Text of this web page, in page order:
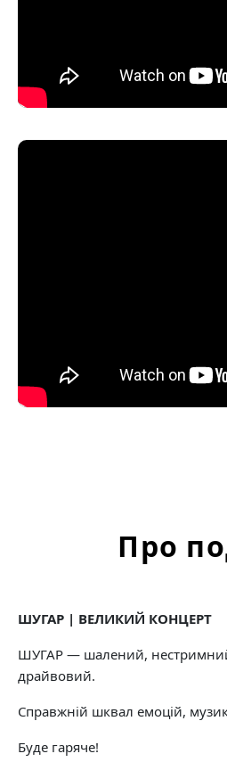
Про
ШУГАР | ВЕЛИКИЙ КОНЦЕРТ
ШУГАР — шалений,
драйвовий.
Справжній шквал емоцій,
Буде гаряче!